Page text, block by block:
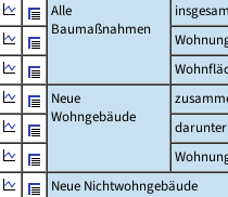
Alle
Baumaßnahmen
Neue
Wohngebäude
Neue Nichtwohngebäude